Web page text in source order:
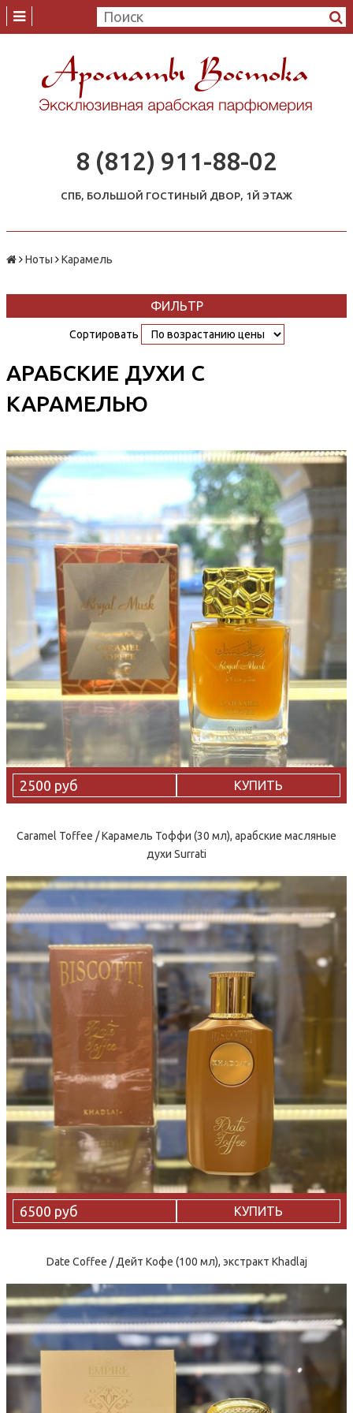
8 (812) 911-88-02
СПБ, БОЛЬШОЙ ГОСТИНЫЙ ДВОР, 1Й ЭТАЖ
Ноты Карамель
ФИЛЬТР
Сортировать
АРАБСКИЕ ДУХИ С
КАРАМЕЛЬЮ
2500 руб КУПИТЬ
Caramel Toffee / Карамель Тоффи (30 мл), арабские масляные
духи Surrati
6500 руб КУПИТЬ
Date Coffee / Дейт Кофе (100 мл), экстракт Khadlaj